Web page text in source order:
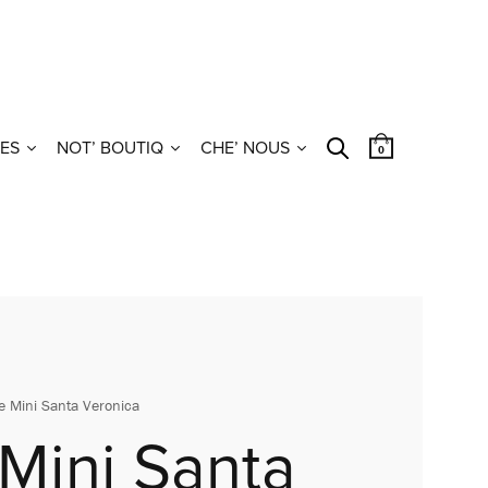
NOT’ BOUTIQ CHE’ NOUS 0
Mini Santa Veronica
Santa